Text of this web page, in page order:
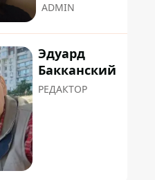
ADMIN
Эдуард
Бакканский
РЕДАКТОР